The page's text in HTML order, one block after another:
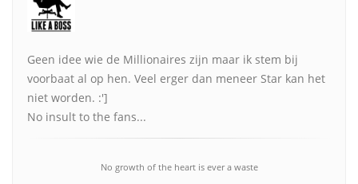
Geen idee wie de Millionaires zijn maar ik stem bij
voorbaat al op hen. Veel erger dan meneer Star kan het
niet worden. :']
No insult to the fans...
No growth of the heart is ever a waste